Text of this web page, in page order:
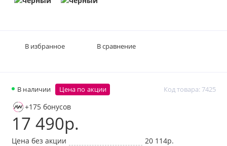
В наличии Код товара: 7425
Цена по акции
+175 бонусов
17 490р.
Цена без акции 20 114р.
В избранное В сравнение